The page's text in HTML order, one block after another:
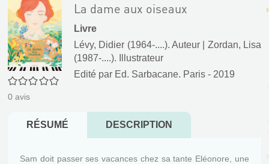
0/5
0 avis
La dame aux oiseaux
Livre
Lévy, Didier (1964-....). Auteur
Zordan, Lisa
(1987-....). Illustrateur
Edité par Ed. Sarbacane. Paris - 2019
RÉSUMÉ DESCRIPTION
Sam doit passer ses vacances chez sa tante Eléonore, une